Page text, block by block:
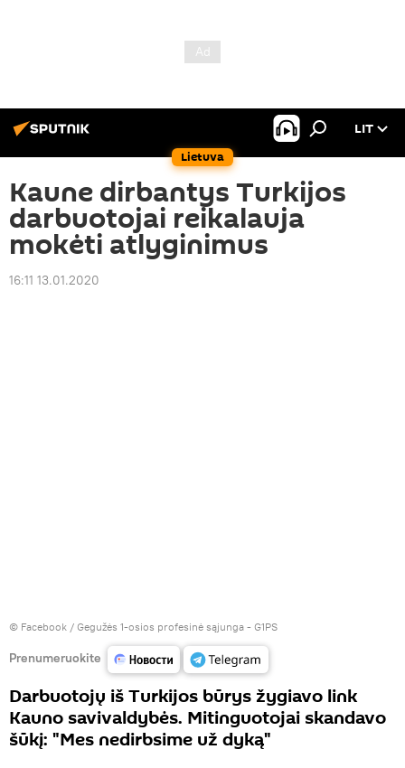
Lietuva
LIT
Kaune dirbantys Turkijos
darbuotojai reikalauja
mokėti atlyginimus
16:11 13.01.2020
© Facebook / Gegužės 1-osios profesinė sąjunga - G1PS
Prenumeruokite
Darbuotojų iš Turkijos būrys žygiavo link
Kauno savivaldybės. Mitinguotojai skandavo
šūkį: "Mes nedirbsime už dyką"